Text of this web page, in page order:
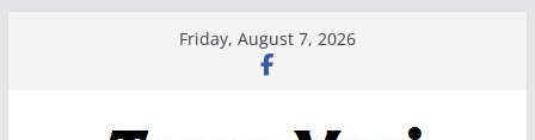
Friday, August 7, 2026